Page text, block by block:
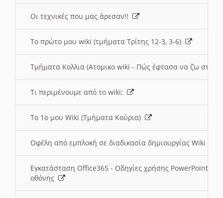
Οι τεχνικές που μας άρεσαν!!
Το πρώτο μου wiki (τμήματα Τρίτης 12-3, 3-6)
Τμήματα Κολλια (Ατομικο wiki - Πώς έφτασα να ζω στην
Τι περιμένουμε από το wiki;
Το 1ο μου Wiki (Τμήματα Κούρια)
Οφέλη από εμπλοκή σε διαδικασία δημιουργίας Wiki
Εγκατάσταση Office365 - Οδηγίες χρήσης PowerPoint
οθόνης